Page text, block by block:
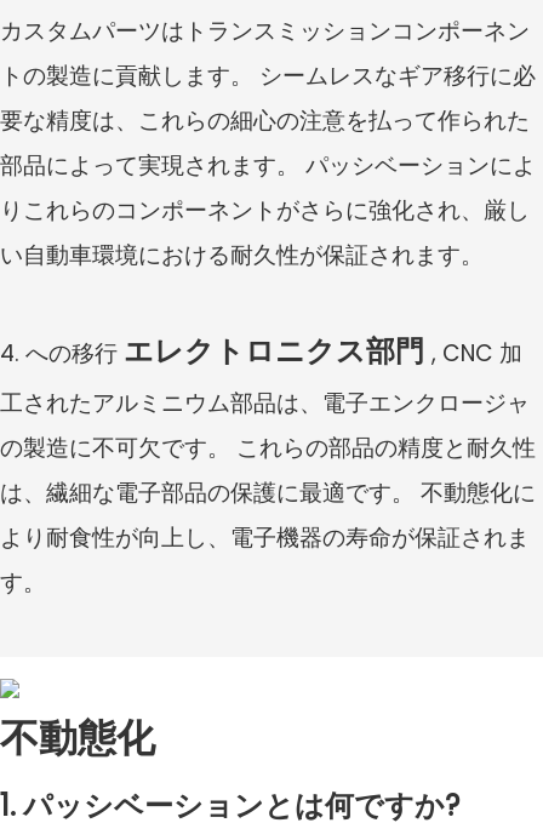
カスタムパーツはトランスミッションコンポーネン
トの製造に貢献します。 シームレスなギア移行に必
要な精度は、これらの細心の注意を払って作られた
部品によって実現されます。 パッシベーションによ
りこれらのコンポーネントがさらに強化され、厳し
い自動車環境における耐久性が保証されます。
4. への移行 エレクトロニクス部門 , CNC 加
工されたアルミニウム部品は、電子エンクロージャ
の製造に不可欠です。 これらの部品の精度と耐久性
は、繊細な電子部品の保護に最適です。 不動態化に
より耐食性が向上し、電子機器の寿命が保証されま
す。
不動態化
1. パッシベーションとは何ですか?